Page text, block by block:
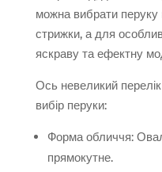
можна вибрати перуку
стрижки, а для
яскраву та ефектну
Ось невеликий
вибір перуки:
Форма обличчя:
прямокутне.